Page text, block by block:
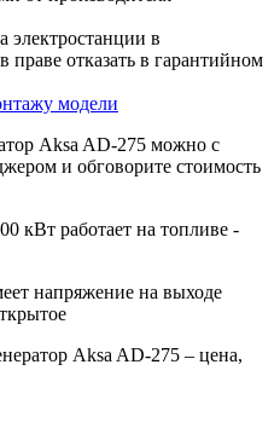
электростанции в
праве отказать в гарантийном
модели
Aksa AD-275 можно с
и обговорите стоимость
кВт работает на топливе -
напряжение на выходе
Aksa AD-275 – цена,